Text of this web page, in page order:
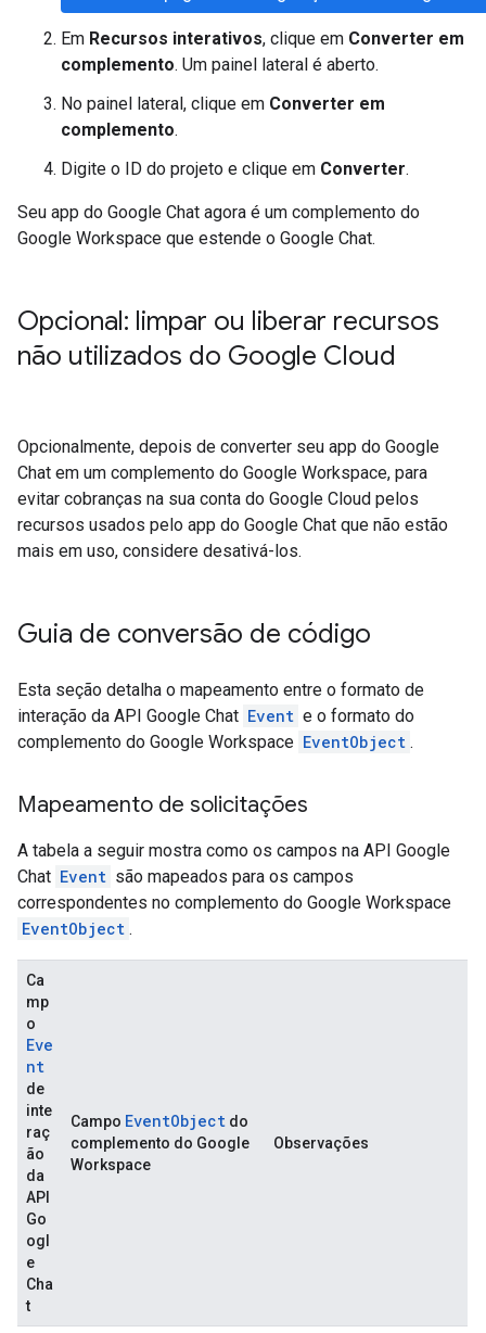
Em Recursos interativos, clique em Converter em
complemento. Um painel lateral é aberto.
No painel lateral, clique em Converter em
complemento.
Digite o ID do projeto e clique em Converter.
Seu app do Google Chat agora é um complemento do
Google Workspace que estende o Google Chat.
Opcional: limpar ou liberar recursos
não utilizados do Google Cloud
Opcionalmente, depois de converter seu app do Google
Chat em um complemento do Google Workspace, para
evitar cobranças na sua conta do Google Cloud pelos
recursos usados pelo app do Google Chat que não estão
mais em uso, considere desativá-los.
Guia de conversão de código
Esta seção detalha o mapeamento entre o formato de
interação da API Google Chat Event e o formato do
complemento do Google Workspace EventObject .
Mapeamento de solicitações
A tabela a seguir mostra como os campos na API Google
Chat Event são mapeados para os campos
correspondentes no complemento do Google Workspace
EventObject .
Ca
mp
o
Eve
nt
de
inte
raç
ão
da
API
Go
ogl
e
Cha
t
Campo EventObject do
complemento do Google
Workspace
Observações